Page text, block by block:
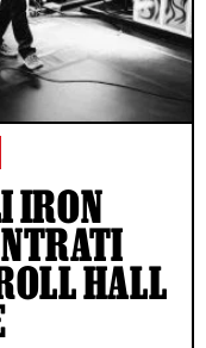
IRON
HALL